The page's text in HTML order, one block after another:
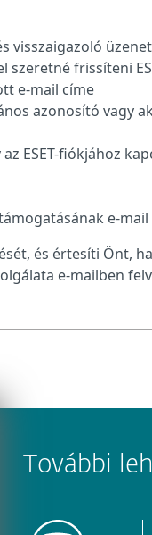
visszaigazoló
szeretné frissíteni
e-mail címe
azonosító vagy
ESET-fiókjához
e-
és értesíti Önt,
e-mailben
További